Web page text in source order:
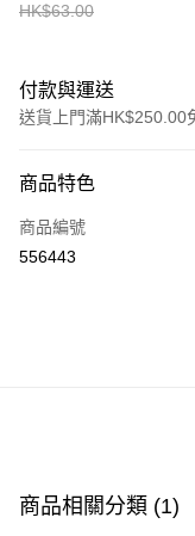
HK$63.00
付款與運送
送貨上門滿HK$250.00
信用卡
Apple Pay
付款後門市自取，訂單
商品特色
商品編號
556443
商品相關分類 (1)